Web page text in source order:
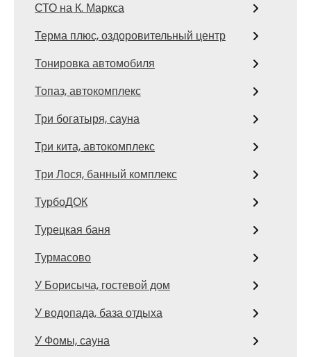
СТО на К. Маркса
Терма плюс, оздоровительный центр
Тонировка автомобиля
Топаз, автокомплекс
Три богатыря, сауна
Три кита, автокомплекс
Три Лося, банный комплекс
ТурбоДОК
Турецкая баня
Турмасово
У Борисыча, гостевой дом
У водопада, база отдыха
У Фомы, сауна